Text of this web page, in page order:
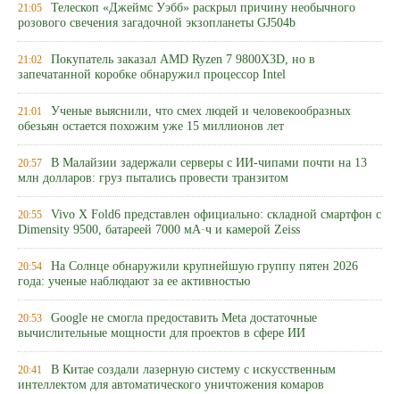
21:05 Телескоп «Джеймс Уэбб» раскрыл причину необычного
розового свечения загадочной экзопланеты GJ504b
21:02 Покупатель заказал AMD Ryzen 7 9800X3D, но в
запечатанной коробке обнаружил процессор Intel
21:01 Ученые выяснили, что смех людей и человекообразных
обезьян остается похожим уже 15 миллионов лет
20:57 В Малайзии задержали серверы с ИИ-чипами почти на 13
млн долларов: груз пытались провести транзитом
20:55 Vivo X Fold6 представлен официально: складной смартфон с
Dimensity 9500, батареей 7000 мА·ч и камерой Zeiss
20:54 На Солнце обнаружили крупнейшую группу пятен 2026
года: ученые наблюдают за ее активностью
20:53 Google не смогла предоставить Meta достаточные
вычислительные мощности для проектов в сфере ИИ
20:41 В Китае создали лазерную систему с искусственным
интеллектом для автоматического уничтожения комаров